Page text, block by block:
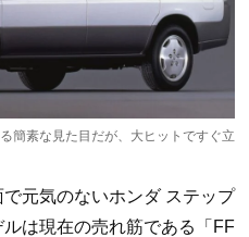
簡素な見た目だが、大ヒットですぐ立
元気のないホンダ ステップ
は現在の売れ筋である「FF